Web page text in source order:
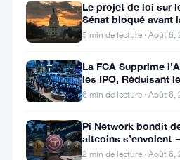
annoncé
une
réduction
Le projet de loi sur
Sénat bloqué avant
FBI s’opposent
5 min de lecture · Août 6,
La FCA Supprime
les IPO, Réduisant
au Royaume-Uni
6 min de lecture · Août 6,
Pi Network bondit
altcoins s’envolent
6 août
2 min de lecture · Août 6,